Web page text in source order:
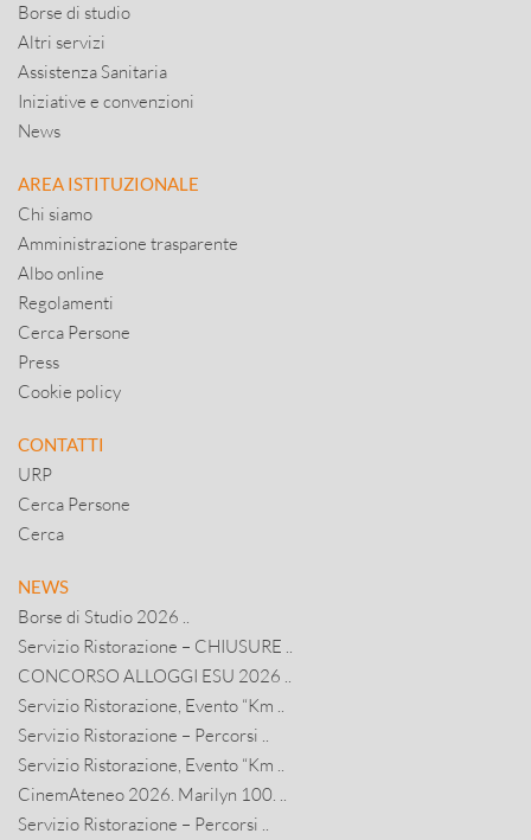
Borse di studio
Altri servizi
Assistenza Sanitaria
Iniziative e convenzioni
News
AREA ISTITUZIONALE
Chi siamo
Amministrazione trasparente
Albo online
Regolamenti
Cerca Persone
Press
Cookie policy
CONTATTI
URP
Cerca Persone
Cerca
NEWS
Borse di Studio 2026 ..
Servizio Ristorazione – CHIUSURE ..
CONCORSO ALLOGGI ESU 2026 ..
Servizio Ristorazione, Evento “Km ..
Servizio Ristorazione – Percorsi ..
Servizio Ristorazione, Evento “Km ..
CinemAteneo 2026. Marilyn 100. ..
Servizio Ristorazione – Percorsi ..